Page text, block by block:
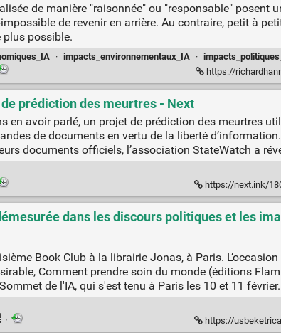
de manière "raisonnée" ou "responsable" posent
de revenir en arrière. Au contraire, petit à
plus possible.
· impacts_environnementaux_IA ·
https://
prédiction des meurtres - Next
en avoir parlé, un projet de prédiction des meurtres
de documents en vertu de la liberté
documents officiels, l’association StateWatch a
https://next.ink/
dans les discours politiques et les
Book Club à la librairie Jonas, à Paris.
Comment prendre soin du monde (éditions
de l'IA, qui s'est tenu à Paris les 10 et 11 février.
· https://usbeketrica.com/fr/article/